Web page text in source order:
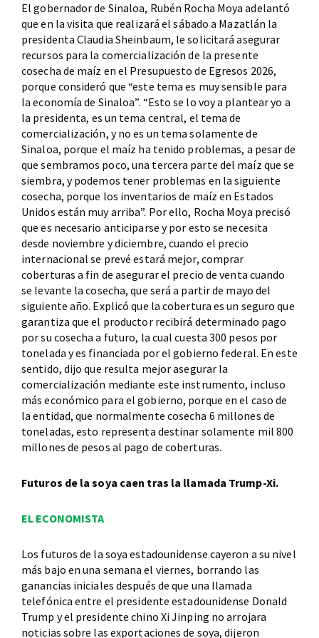
El gobernador de Sinaloa, Rubén Rocha Moya adelantó
que en la visita que realizará el sábado a Mazatlán la
presidenta Claudia Sheinbaum, le solicitará asegurar
recursos para la comercialización de la presente
cosecha de maíz en el Presupuesto de Egresos 2026,
porque consideró que “este tema es muy sensible para
la economía de Sinaloa”. “Esto se lo voy a plantear yo a
la presidenta, es un tema central, el tema de
comercialización, y no es un tema solamente de
Sinaloa, porque el maíz ha tenido problemas, a pesar de
que sembramos poco, una tercera parte del maíz que se
siembra, y podemos tener problemas en la siguiente
cosecha, porque los inventarios de maíz en Estados
Unidos están muy arriba”. Por ello, Rocha Moya precisó
que es necesario anticiparse y por esto se necesita
desde noviembre y diciembre, cuando el precio
internacional se prevé estará mejor, comprar
coberturas a fin de asegurar el precio de venta cuando
se levante la cosecha, que será a partir de mayo del
siguiente año. Explicó que la cobertura es un seguro que
garantiza que el productor recibirá determinado pago
por su cosecha a futuro, la cual cuesta 300 pesos por
tonelada y es financiada por el gobierno federal. En este
sentido, dijo que resulta mejor asegurar la
comercialización mediante este instrumento, incluso
más económico para el gobierno, porque en el caso de
la entidad, que normalmente cosecha 6 millones de
toneladas, esto representa destinar solamente mil 800
millones de pesos al pago de coberturas.
Futuros de la soya caen tras la llamada Trump-Xi.
EL ECONOMISTA
Los futuros de la soya estadounidense cayeron a su nivel
más bajo en una semana el viernes, borrando las
ganancias iniciales después de que una llamada
telefónica entre el presidente estadounidense Donald
Trump y el presidente chino Xi Jinping no arrojara
noticias sobre las exportaciones de soya, dijeron